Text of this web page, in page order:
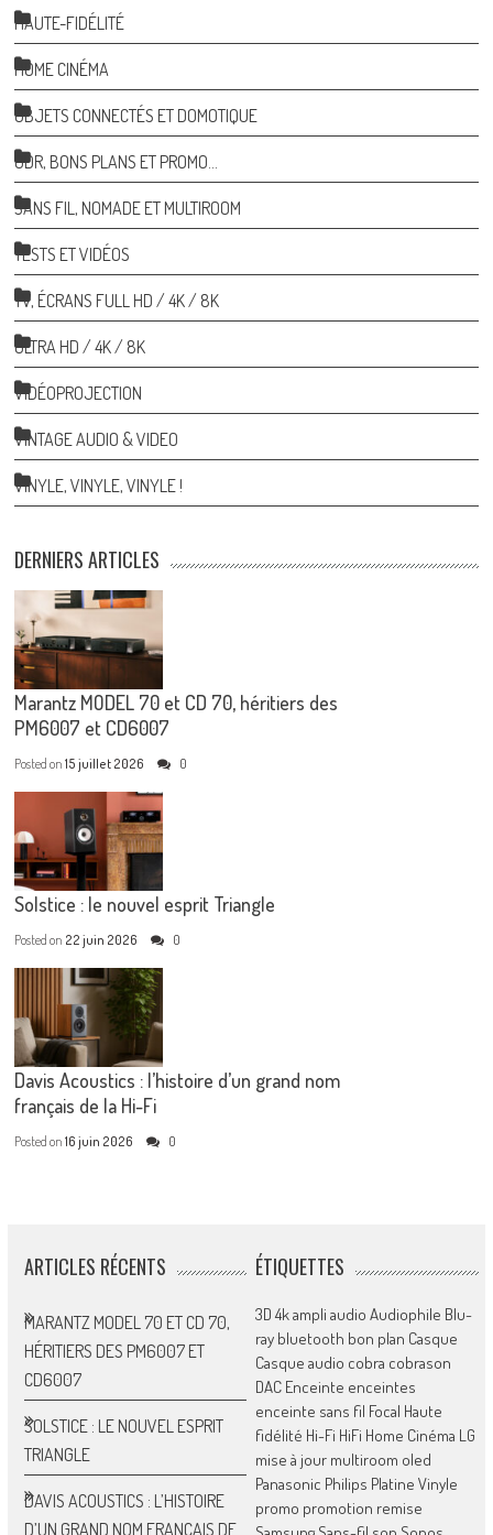
HAUTE-FIDÉLITÉ
HOME CINÉMA
OBJETS CONNECTÉS ET DOMOTIQUE
ODR, BONS PLANS ET PROMO…
SANS FIL, NOMADE ET MULTIROOM
TESTS ET VIDÉOS
TV, ÉCRANS FULL HD / 4K / 8K
ULTRA HD / 4K / 8K
VIDÉOPROJECTION
VINTAGE AUDIO & VIDEO
VINYLE, VINYLE, VINYLE !
DERNIERS ARTICLES
Marantz MODEL 70 et CD 70, héritiers des
PM6007 et CD6007
Posted on15 juillet 2026 0
Solstice : le nouvel esprit Triangle
Posted on 22 juin 2026 0
Davis Acoustics : l’histoire d’un grand nom
français de la Hi-Fi
Posted on16 juin 2026 0
ARTICLES RÉCENTS
MARANTZ MODEL 70 ET CD 70,
HÉRITIERS DES PM6007 ET
CD6007
SOLSTICE : LE NOUVEL ESPRIT
TRIANGLE
DAVIS ACOUSTICS : L’HISTOIRE
D’UN GRAND NOM FRANÇAIS DE
ÉTIQUETTES
3D 4kampli audio Audiophile Blu-
ray bluetooth bon plan Casque
Casque audio cobra cobrason
DAC Enceinte enceintes
enceinte sans fil Focal Haute
fidélité Hi-Fi HiFi Home Cinéma LG
mise à jour multiroom oled
Panasonic Philips Platine Vinyle
promo promotion remise